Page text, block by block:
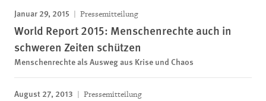
Januar 29, 2015 Pressemitteilung
World Report 2015: Menschenrechte auch in
schweren Zeiten schützen
Menschenrechte als Ausweg aus Krise und Chaos
August 27, 2013 Pressemitteilung